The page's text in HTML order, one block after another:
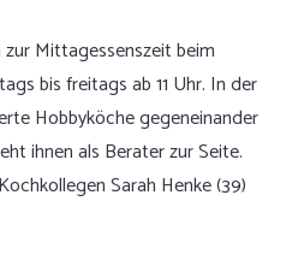
Mittagessenszeit beim
bis freitags ab 11 Uhr. In der
Hobbyköche gegeneinander
ihnen als Berater zur Seite.
Sarah Henke (39)